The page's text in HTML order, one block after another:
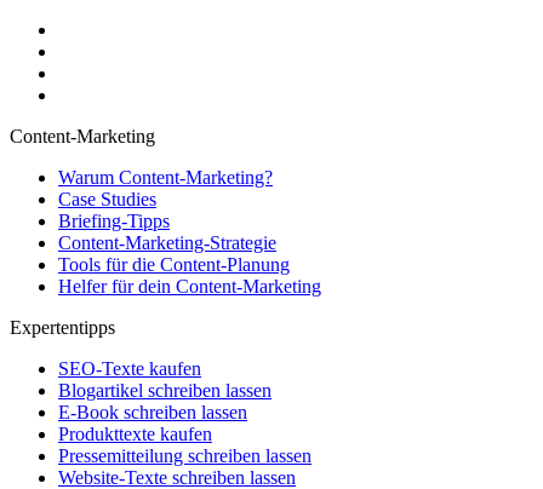
Content-Marketing
Warum Content-Marketing?
Case Studies
Briefing-Tipps
Content-Marketing-Strategie
Tools für die Content-Planung
Helfer für dein Content-Marketing
Expertentipps
SEO-Texte kaufen
Blogartikel schreiben lassen
E-Book schreiben lassen
Produkttexte kaufen
Pressemitteilung schreiben lassen
Website-Texte schreiben lassen